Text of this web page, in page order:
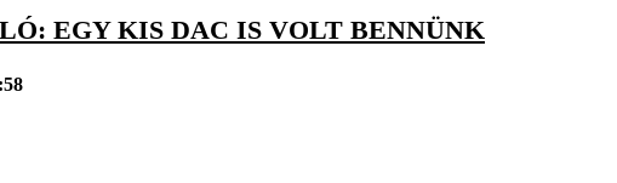
EGY KIS DAC IS VOLT BENNÜNK